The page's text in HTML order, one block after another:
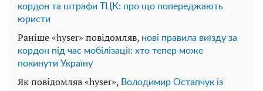
кордон та штрафи ТЦК: про що попереджають
юристи
Раніше «hyser» повідомляв, нові правила виїзду за
кордон під час мобілізації: хто тепер може
покинути Україну
Як повідомляв «hyser», Володимир Остапчук із